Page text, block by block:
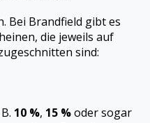
Bei Brandfield gibt es
die jeweils auf
sind:
10 %, 15 %oder sogar